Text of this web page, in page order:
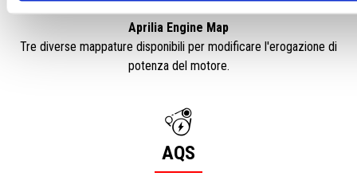
Aprilia Engine Map
Tre diverse mappature disponibili per modificare l'erogazione di
potenza del motore.
AQS